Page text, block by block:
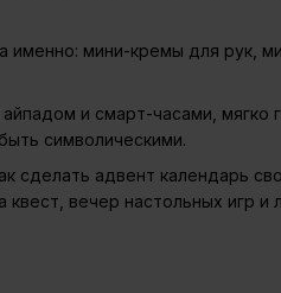
именно: мини-кремы для рук,
и смарт-часами, мягко
символическими.
сделать адвент календарь
вечер настольных игр и